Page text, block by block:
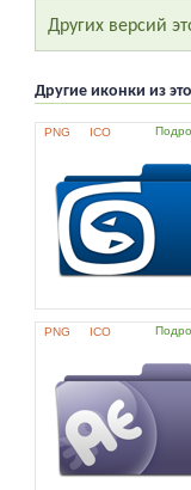
Других версий
Другие иконки из
PNG ICO
PNG ICO